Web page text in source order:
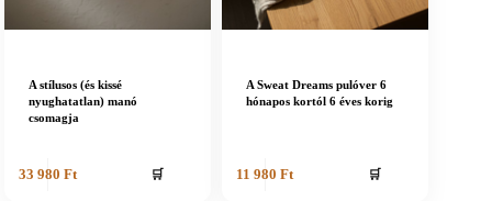
A stílusos (és kissé
nyughatatlan) manó
csomagja
33 980 Ft 🛒
A Sweat Dreams pulóver 6
hónapos kortól 6 éves korig
11 980Ft 🛒